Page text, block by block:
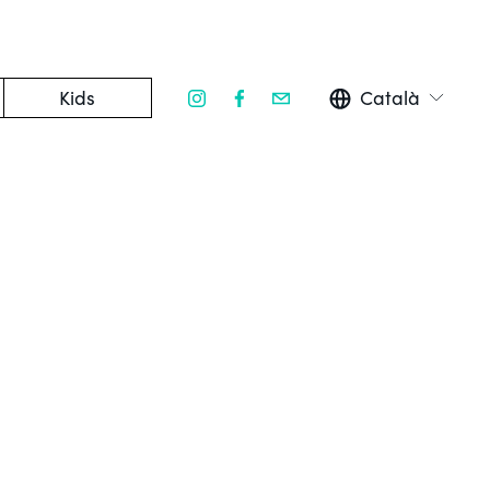
Kids Català